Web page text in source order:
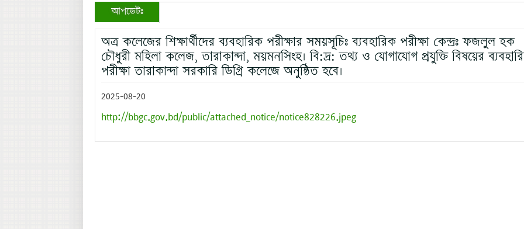
আপডেটঃ
অত্র কলেজের শিক্ষার্থীদের ব্যবহারিক পরীক্ষার সময়সূচিঃ ব্যবহারিক পরীক্ষা কেন্দ্রঃ ফজলুল হক
চৌধুরী মহিলা কলেজ, তারাকান্দা, ময়মনসিংহ। বি:দ্র: তথ্য ও যোগাযোগ প্রযুক্তি বিষয়ের
পরীক্ষা তারাকান্দা সরকারি ডিগ্রি কলেজে অনুষ্ঠিত হবে।
2025-08-20
http://bbgc.gov.bd/public/attached_notice/notice828226.jpeg